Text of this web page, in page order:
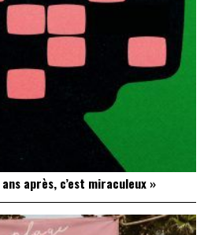
après, c’est miraculeux »